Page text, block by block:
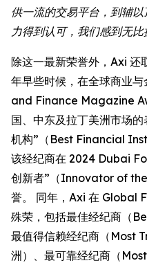
供一流的交易平台，到辅
力得到认可，我们感到无比
除这一最新荣誉外，Axi 还
年早些时候，在全球商业
and Finance Magazine
国、中东及拉丁美洲市场
机构”（Best Financial
该经纪商在 2024 Dubai
创新者”（Innovator of
誉。 同年，Axi 在 Global
殊荣，包括最佳经纪商（
最值得信赖经纪商（Most
洲）、最可靠经纪商（